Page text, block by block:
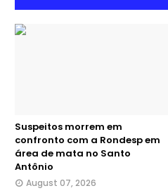
Suspeitos morrem em
confronto com a Rondesp em
área de mata no Santo
Antônio
August 07, 2026